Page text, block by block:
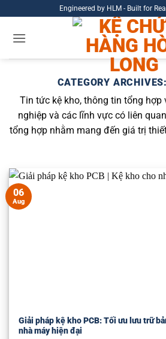
content
Engineered by HLM - Built for
CATEGORY ARCHIVES:
Tin tức kệ kho, thông tin tổng hợp
nghiệp và các lĩnh vực có liên
tổng hợp nhằm mang đến giá trị
Giải pháp kệ kho PCB: Tối ưu lưu trữ
nhà máy hiện đại
06
Aug